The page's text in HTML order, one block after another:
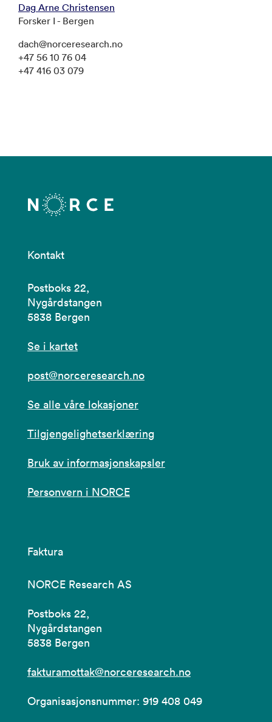
Dag Arne Christensen
Forsker I - Bergen
dach@norceresearch.no
+47 56 10 76 04
+47 416 03 079
Kontakt
Postboks 22,
Nygårdstangen
5838 Bergen
Se i kartet
post@norceresearch.no
Se alle våre lokasjoner
Tilgjengelighetserklæring
Bruk av informasjonskapsler
Personvern i NORCE
Faktura
NORCE Research AS
Postboks 22,
Nygårdstangen
5838 Bergen
fakturamottak@norceresearch.no
Organisasjonsnummer: 919 408 049